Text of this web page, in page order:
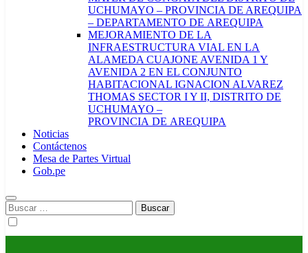
UCHUMAYO – PROVINCIA DE AREQUIPA
– DEPARTAMENTO DE AREQUIPA
MEJORAMIENTO DE LA
INFRAESTRUCTURA VIAL EN LA
ALAMEDA CUAJONE AVENIDA 1 Y
AVENIDA 2 EN EL CONJUNTO
HABITACIONAL IGNACION ALVAREZ
THOMAS SECTOR I Y II, DISTRITO DE
UCHUMAYO –
PROVINCIA DE AREQUIPA
Noticias
Contáctenos
Mesa de Partes Virtual
Gob.pe
Buscar: